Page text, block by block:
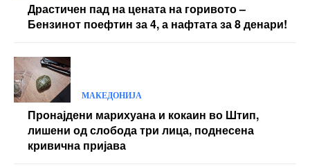
Драстичен пад на цената на горивото –
Бензинот поефтин за 4, а нафтата за 8 денари!
МАКЕДОНИЈА
Пронајдени марихуана и кокаин во Штип,
лишени од слобода три лица, поднесена
кривична пријава